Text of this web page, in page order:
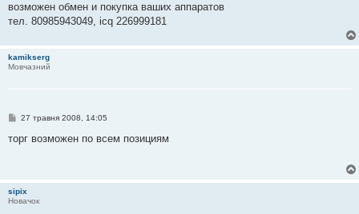
возможен обмен и покупка ваших аппаратов
тел. 80985943049, icq 226999181
kamikserg
Мовчазний
П
в
і
л
е
н
27 травня 2008, 14:05
торг возможен по всем позициям
sipix
Новачок